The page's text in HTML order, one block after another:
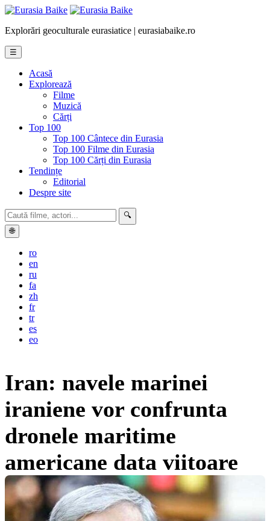
Explorări geoculturale eurasiatice | eurasiabaike.ro
☰
Acasă
Explorează
Filme
Muzică
Cărți
Top 100
Top 100 Cântece din Eurasia
Top 100 Filme din Eurasia
Top 100 Cărți din Eurasia
Tendințe
Editorial
Despre site
🔍
🌐
ro
en
ru
fa
zh
fr
tr
es
eo
Iran: navele marinei
iraniene vor confrunta
dronele maritime
americane data viitoare